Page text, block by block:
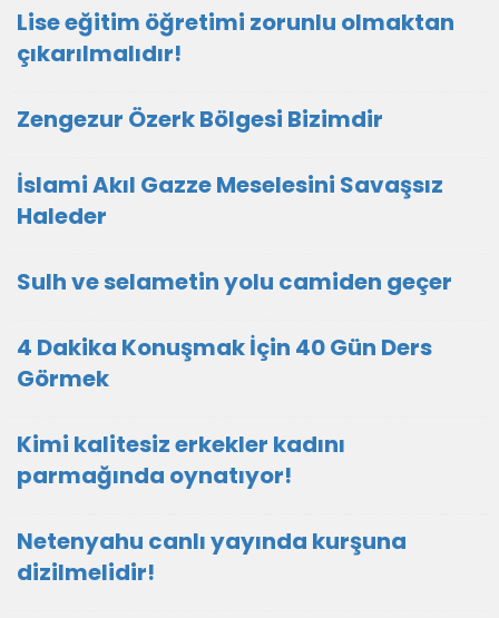
Lise eğitim öğretimi zorunlu olmaktan
çıkarılmalıdır!
Zengezur Özerk Bölgesi Bizimdir
İslami Akıl Gazze Meselesini Savaşsız
Haleder
Sulh ve selametin yolu camiden geçer
4 Dakika Konuşmak İçin 40 Gün Ders
Görmek
Kimi kalitesiz erkekler kadını
parmağında oynatıyor!
Netenyahu canlı yayında kurşuna
dizilmelidir!